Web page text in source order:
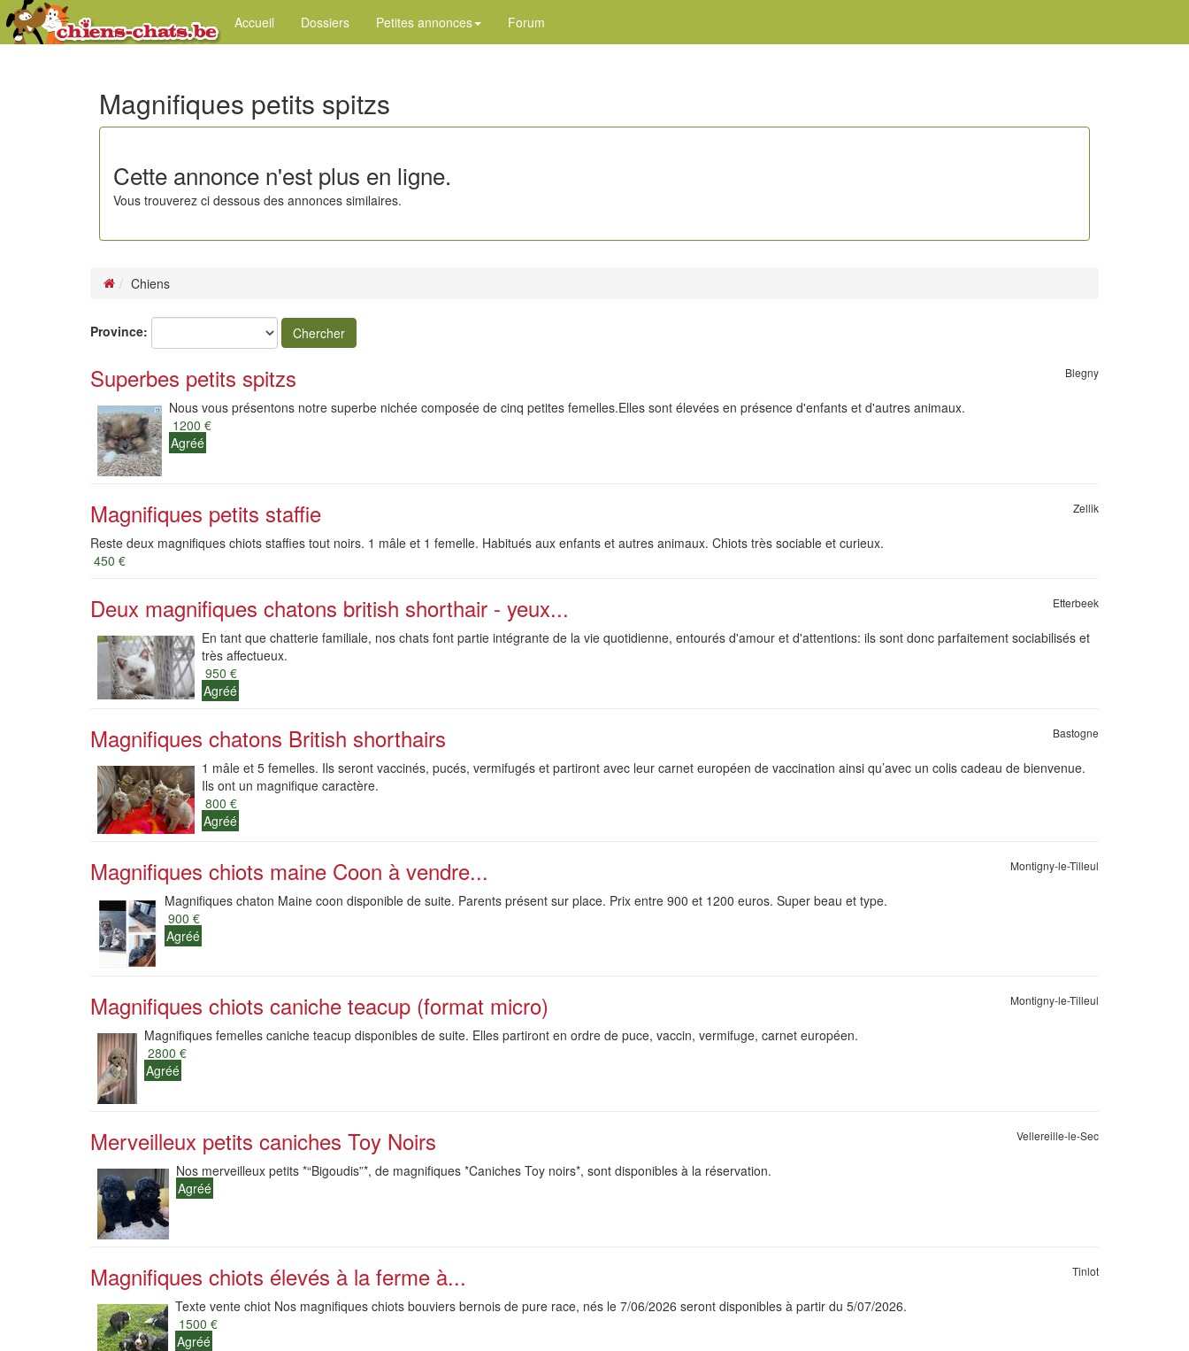
Accueil Dossiers Petites annonces Forum
Magnifiques petits spitzs
Cette annonce n'est plus en ligne.
Vous trouverez ci dessous des annonces similaires.
Chiens
Province: Chercher
Superbes petits spitzs Blegny
Nous vous présentons notre superbe nichée composée de cinq petites femelles.Elles sont élevées en présence d'enfants et d'autres animaux.
1200 €
Agréé
Magnifiques petits staffie Zellik
Reste deux magnifiques chiots staffies tout noirs. 1 mâle et 1 femelle. Habitués aux enfants et autres animaux. Chiots très sociable et curieux.
450 €
Deux magnifiques chatons british shorthair - yeux... Etterbeek
En tant que chatterie familiale, nos chats font partie intégrante de la vie quotidienne, entourés d'amour et d'attentions: ils sont donc parfaitement sociabilisés et
très affectueux.
950 €
Agréé
Magnifiques chatons British shorthairs Bastogne
1 mâle et 5 femelles. Ils seront vaccinés, pucés, vermifugés et partiront avec leur carnet européen de vaccination ainsi qu’avec un colis cadeau de bienvenue.
Ils ont un magnifique caractère.
800 €
Agréé
Magnifiques chiots maine Coon à vendre... Montigny-le-Tilleul
Magnifiques chaton Maine coon disponible de suite. Parents présent sur place. Prix entre 900 et 1200 euros. Super beau et type.
900 €
Agréé
Magnifiques chiots caniche teacup (format micro) Montigny-le-Tilleul
Magnifiques femelles caniche teacup disponibles de suite. Elles partiront en ordre de puce, vaccin, vermifuge, carnet européen.
2800 €
Agréé
Merveilleux petits caniches Toy Noirs Vellereille-le-Sec
Nos merveilleux petits *“Bigoudis”*, de magnifiques *Caniches Toy noirs*, sont disponibles à la réservation.
Agréé
Magnifiques chiots élevés à la ferme à... Tinlot
Texte vente chiot Nos magnifiques chiots bouviers bernois de pure race, nés le 7/06/2026 seront disponibles à partir du 5/07/2026.
1500 €
Agréé